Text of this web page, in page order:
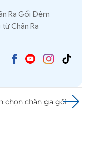
Ra Gối Đệm
Chăn Ra
chọn chăn ga gối